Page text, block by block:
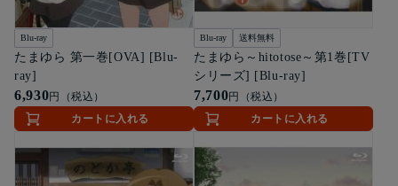
Blu-ray
たまゆら 第一巻[OVA] [Blu-
ray]
6,930円（税込）
カートに入れる
Blu-ray 送料無料
たまゆら～hitotose～第1巻[TV
シリーズ] [Blu-ray]
7,700円（税込）
カートに入れる